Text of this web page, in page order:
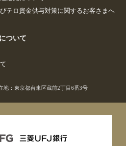
テロ資金供与対策に関するお客さまへ
ついて
：東京都台東区蔵前2丁目6番3号